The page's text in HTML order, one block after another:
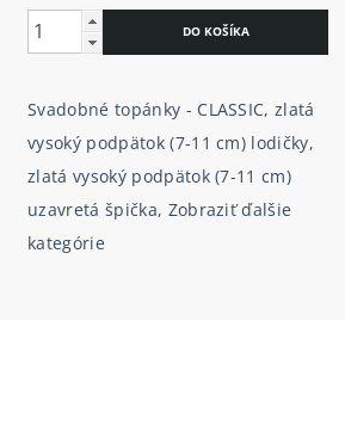
Svadobné topánky - CLASSIC,zlatá
vysoký podpätok (7-11 cm) lodičky,
zlatá vysoký podpätok (7-11 cm)
uzavretá špička, Zobraziť ďalšie
kategórie